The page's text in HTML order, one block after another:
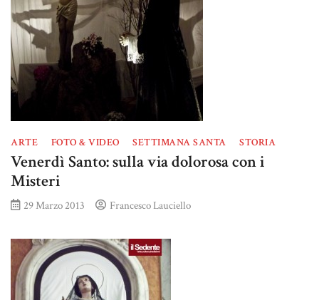
ARTE FOTO & VIDEO SETTIMANA SANTA STORIA
Venerdì Santo: sulla via dolorosa con i
Misteri
29 Marzo 2013 Francesco Lauciello